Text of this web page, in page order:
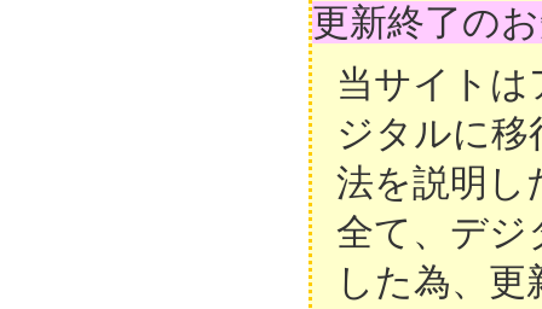
更新終了の
当サイト
ジタルに移
法を説明し
全て、デジ
した為、